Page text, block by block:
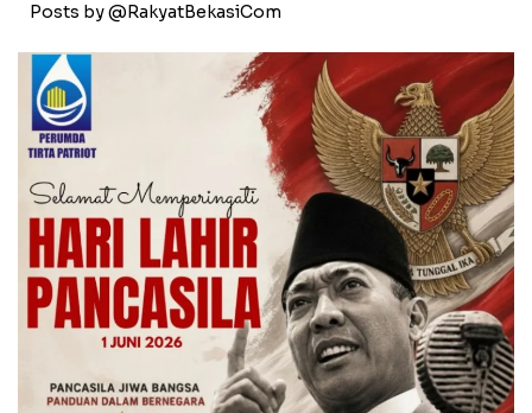
Posts by @RakyatBekasiCom